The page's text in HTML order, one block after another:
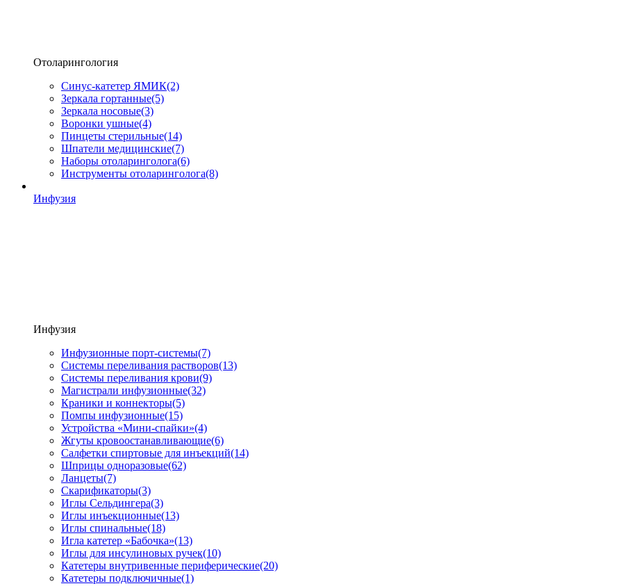
Отоларингология
Синус-катетер ЯМИК(2)
Зеркала гортанные(5)
Зеркала носовые(3)
Воронки ушные(4)
Пинцеты стерильные(14)
Шпатели медицинские(7)
Наборы отоларинголога(6)
Инструменты отоларинголога(8)
Инфузия
Инфузия
Инфузионные порт-системы(7)
Системы переливания растворов(13)
Системы переливания крови(9)
Магистрали инфузионные(32)
Краники и коннекторы(5)
Помпы инфузионные(15)
Устройства «Мини-спайки»(4)
Жгуты кровоостанавливающие(6)
Салфетки спиртовые для инъекций(14)
Шприцы одноразовые(62)
Ланцеты(7)
Скарификаторы(3)
Иглы Сельдингера(3)
Иглы инъекционные(13)
Иглы спинальные(18)
Игла катетер «Бабочка»(13)
Иглы для инсулиновых ручек(10)
Катетеры внутривенные периферические(20)
Катетеры подключичные(1)